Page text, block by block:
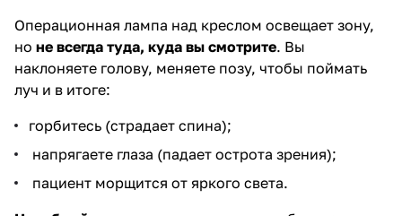
Операционная лампа над креслом освещает зону,
но не всегда туда, куда вы смотрите. Вы
наклоняете голову, меняете позу, чтобы поймать
луч и в итоге:
горбитесь (страдает спина);
напрягаете глаза (падает острота зрения);
пациент морщится от яркого света.